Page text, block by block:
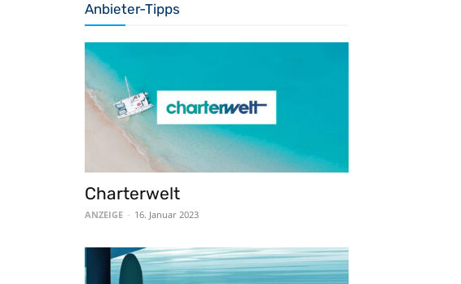
Anbieter-Tipps
Charterwelt
ANZEIGE - 16. Januar 2023